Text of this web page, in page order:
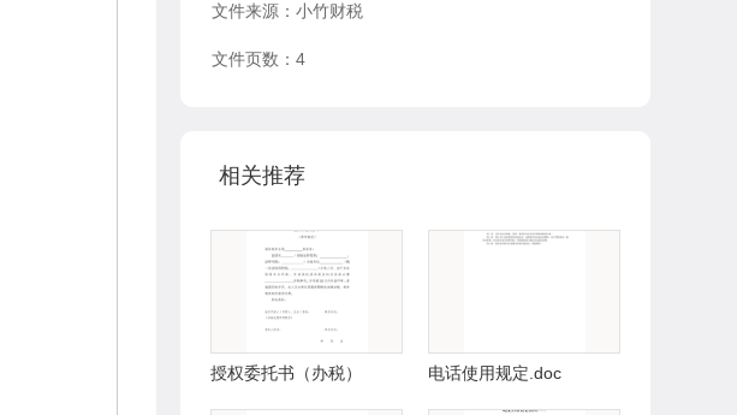
文件来源：小竹财税
文件页数：4
相关推荐
授权委托书（办税） 电话使用规定.doc